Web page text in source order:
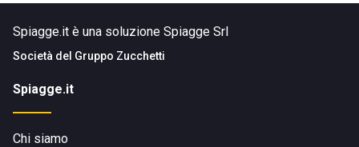
Spiagge.it è una soluzione Spiagge Srl
Società del Gruppo Zucchetti
Spiagge.it
Chi siamo